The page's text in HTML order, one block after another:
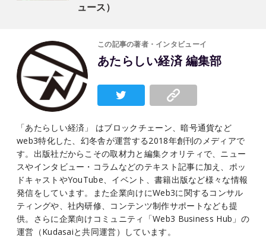
ュース）
この記事の著者・インタビューイ
あたらしい経済 編集部
「あたらしい経済」 はブロックチェーン、暗号通貨など
web3特化した、幻冬舎が運営する2018年創刊のメディアで
す。出版社だからこその取材力と編集クオリティで、ニュー
スやインタビュー・コラムなどのテキスト記事に加え、ポッ
ドキャストやYouTube、イベント、書籍出版など様々な情報
発信をしています。また企業向けにWeb3に関するコンサル
ティングや、社内研修、コンテンツ制作サポートなども提
供。さらに企業向けコミュニティ「Web3 Business Hub」の
運営（Kudasaiと共同運営）しています。